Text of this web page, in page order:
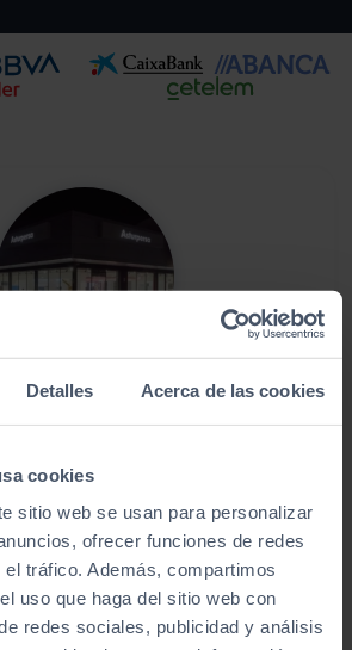
Detalles Acerca de las cookies
cookies
sitio web se usan para personalizar
ofrecer funciones de redes
tráfico. Además, compartimos
uso que haga del sitio web con
redes sociales, publicidad y análisis
en:
localización y horarios
del concesionario
no puedes desplazarte?